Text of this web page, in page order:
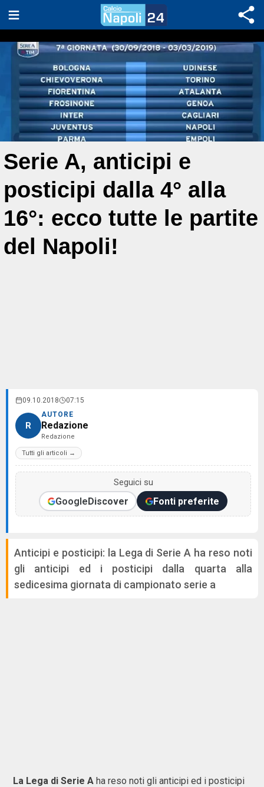
Serie A, anticipi e
posticipi dalla 4° alla
16°: ecco tutte le partite
del Napoli!
09.10.2018 07:15
R
AUTORE
Redazione
Redazione
Tutti gli articoli →
Seguici su
GoogleDiscover Fonti preferite
Anticipi e posticipi: la Lega di Serie A ha reso noti
gli anticipi ed i posticipi dalla quarta alla
sedicesima giornata di campionato serie a
La Lega di Serie A ha reso noti gli anticipi ed i posticipi